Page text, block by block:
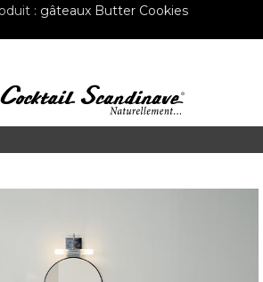
: gâteaux Butter Cookies